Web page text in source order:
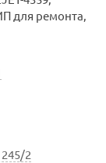
для ремонта,
2